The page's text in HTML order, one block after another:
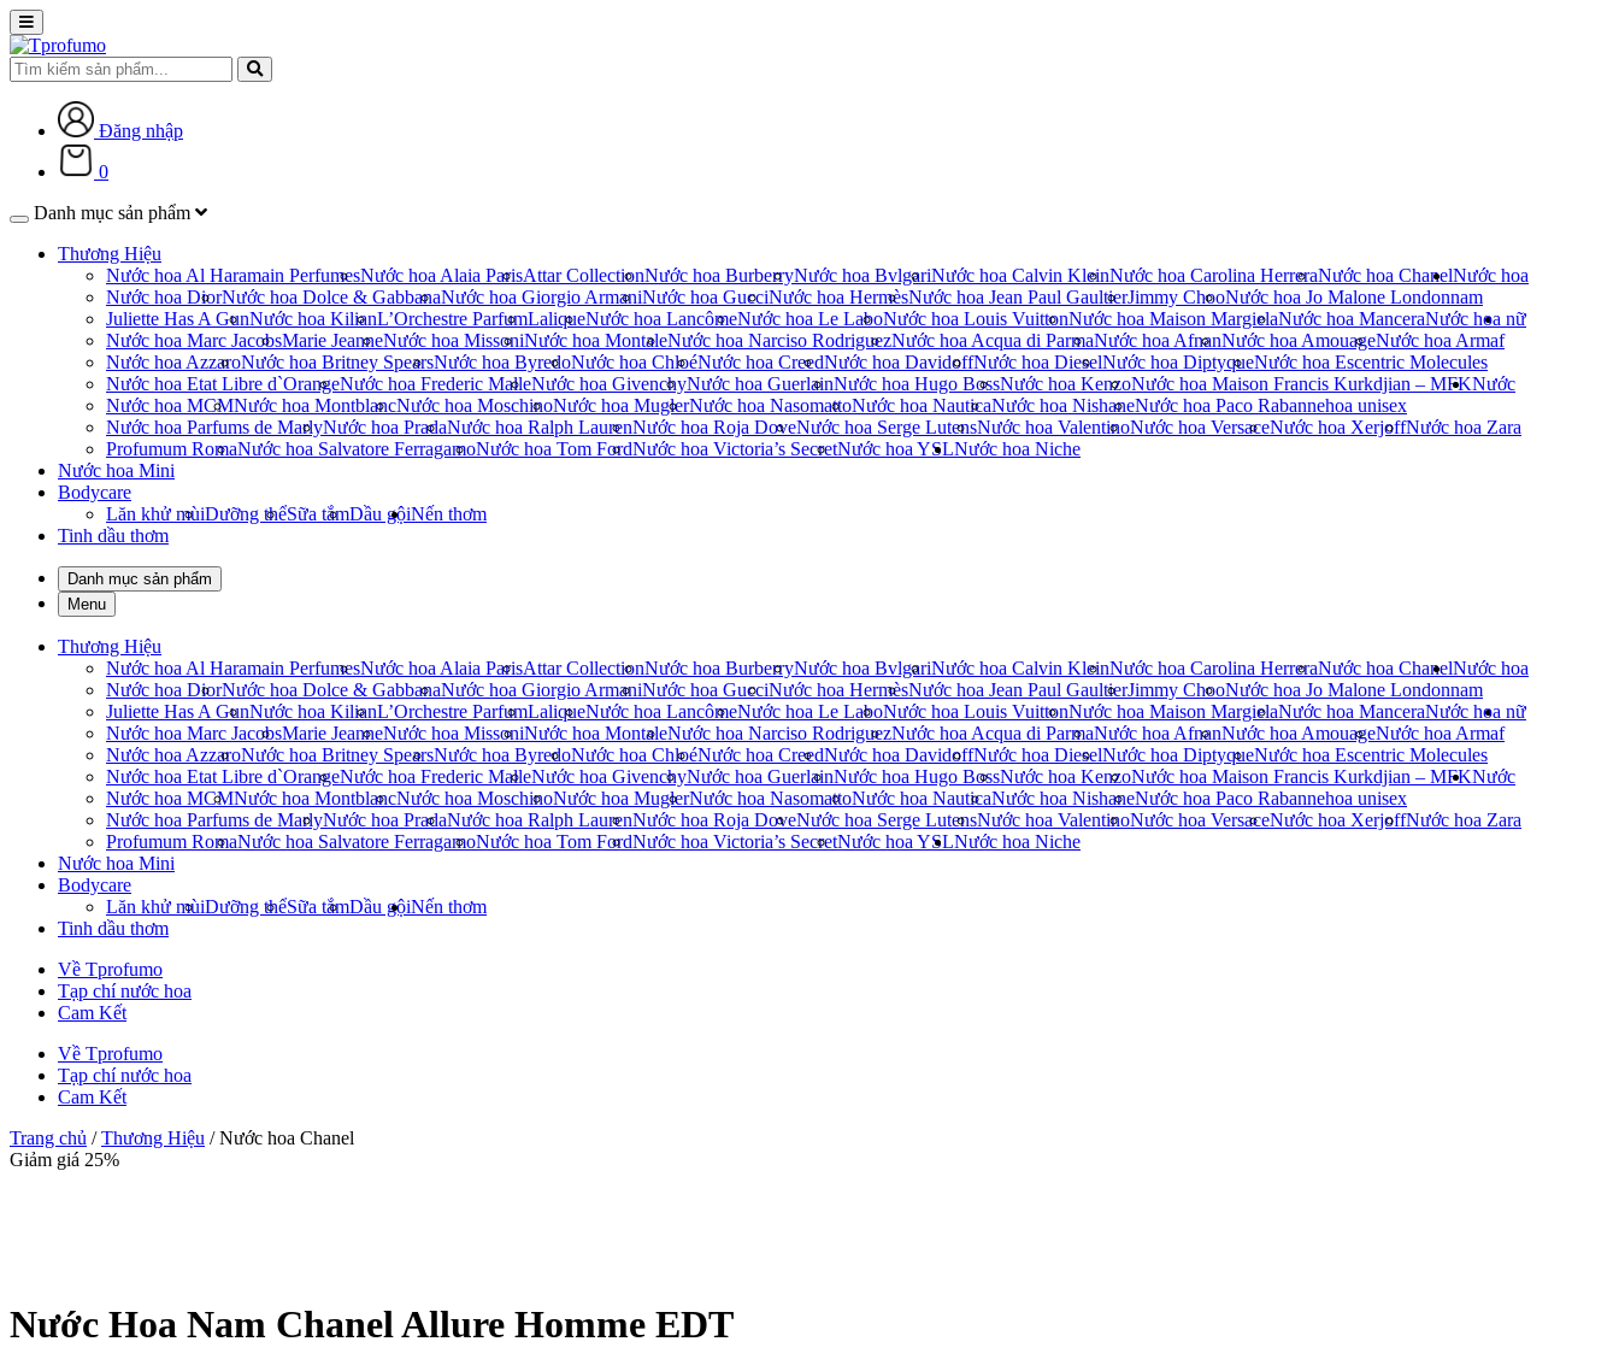
Đăng nhập
0
Danh mục sản phẩm
Thương Hiệu
Nước hoa Al Haramain PerfumesNước hoa Alaia ParisAttar CollectionNước hoa BurberryNước hoa BvlgariNước hoa Calvin KleinNước hoa Carolina HerreraNước hoa Chanel
Nước hoa DiorNước hoa Dolce & GabbanaNước hoa Giorgio ArmaniNước hoa GucciNước hoa HermèsNước hoa Jean Paul GaultierJimmy ChooNước hoa Jo Malone London
Juliette Has A GunNước hoa KilianL’Orchestre ParfumLaliqueNước hoa LancômeNước hoa Le LaboNước hoa Louis VuittonNước hoa Maison MargielaNước hoa Mancera
Nước hoa Marc JacobsMarie JeanneNước hoa MissoniNước hoa MontaleNước hoa Narciso RodriguezNước hoa Acqua di ParmaNước hoa AfnanNước hoa AmouageNước hoa Armaf
Nước hoa AzzaroNước hoa Britney SpearsNước hoa ByredoNước hoa ChloéNước hoa CreedNước hoa DavidoffNước hoa DieselNước hoa DiptyqueNước hoa Escentric Molecules
Nước hoa Etat Libre d`OrangeNước hoa Frederic MalleNước hoa GivenchyNước hoa GuerlainNước hoa Hugo BossNước hoa KenzoNước hoa Maison Francis Kurkdjian – MFK
Nước hoa MCMNước hoa MontblancNước hoa MoschinoNước hoa MuglerNước hoa NasomattoNước hoa NauticaNước hoa NishaneNước hoa Paco Rabanne
Nước hoa Parfums de MarlyNước hoa PradaNước hoa Ralph LaurenNước hoa Roja DoveNước hoa Serge LutensNước hoa ValentinoNước hoa VersaceNước hoa XerjoffNước hoa Zara
Profumum RomaNước hoa Salvatore FerragamoNước hoa Tom FordNước hoa Victoria’s SecretNước hoa YSL
Nước hoa
nam
Nước hoa nữ
Nước
hoa unisex
Nước hoa Niche
Nước hoa Mini
Bodycare
Lăn khử mùiDưỡng thểSữa tắmDầu gộiNến thơm
Tinh dầu thơm
Danh mục sản phẩm
Menu
Thương Hiệu
Nước hoa Al Haramain PerfumesNước hoa Alaia ParisAttar CollectionNước hoa BurberryNước hoa BvlgariNước hoa Calvin KleinNước hoa Carolina HerreraNước hoa Chanel
Nước hoa DiorNước hoa Dolce & GabbanaNước hoa Giorgio ArmaniNước hoa GucciNước hoa HermèsNước hoa Jean Paul GaultierJimmy ChooNước hoa Jo Malone London
Juliette Has A GunNước hoa KilianL’Orchestre ParfumLaliqueNước hoa LancômeNước hoa Le LaboNước hoa Louis VuittonNước hoa Maison MargielaNước hoa Mancera
Nước hoa Marc JacobsMarie JeanneNước hoa MissoniNước hoa MontaleNước hoa Narciso RodriguezNước hoa Acqua di ParmaNước hoa AfnanNước hoa AmouageNước hoa Armaf
Nước hoa AzzaroNước hoa Britney SpearsNước hoa ByredoNước hoa ChloéNước hoa CreedNước hoa DavidoffNước hoa DieselNước hoa DiptyqueNước hoa Escentric Molecules
Nước hoa Etat Libre d`OrangeNước hoa Frederic MalleNước hoa GivenchyNước hoa GuerlainNước hoa Hugo BossNước hoa KenzoNước hoa Maison Francis Kurkdjian – MFK
Nước hoa MCMNước hoa MontblancNước hoa MoschinoNước hoa MuglerNước hoa NasomattoNước hoa NauticaNước hoa NishaneNước hoa Paco Rabanne
Nước hoa Parfums de MarlyNước hoa PradaNước hoa Ralph LaurenNước hoa Roja DoveNước hoa Serge LutensNước hoa ValentinoNước hoa VersaceNước hoa XerjoffNước hoa Zara
Profumum RomaNước hoa Salvatore FerragamoNước hoa Tom FordNước hoa Victoria’s SecretNước hoa YSL
Nước hoa
nam
Nước hoa nữ
Nước
hoa unisex
Nước hoa Niche
Nước hoa Mini
Bodycare
Lăn khử mùiDưỡng thểSữa tắmDầu gộiNến thơm
Tinh dầu thơm
Về Tprofumo
Tạp chí nước hoa
Cam Kết
Về Tprofumo
Tạp chí nước hoa
Cam Kết
Trang chủ /Thương Hiệu / Nước hoa Chanel
Giảm giá 25%
Nước Hoa Nam Chanel Allure Homme EDT